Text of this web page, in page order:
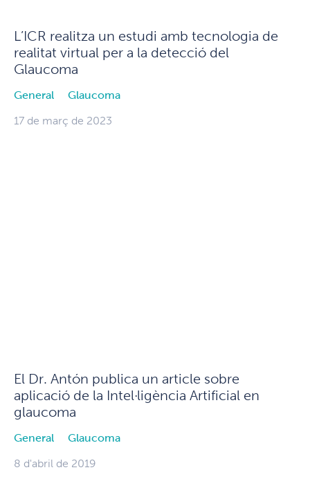
L’ICR realitza un estudi amb tecnologia de
realitat virtual per a la detecció del
Glaucoma
General Glaucoma
17 de març de 2023
El Dr. Antón publica un article sobre
aplicació de la Intel·ligència Artificial en
glaucoma
General Glaucoma
8 d'abril de 2019